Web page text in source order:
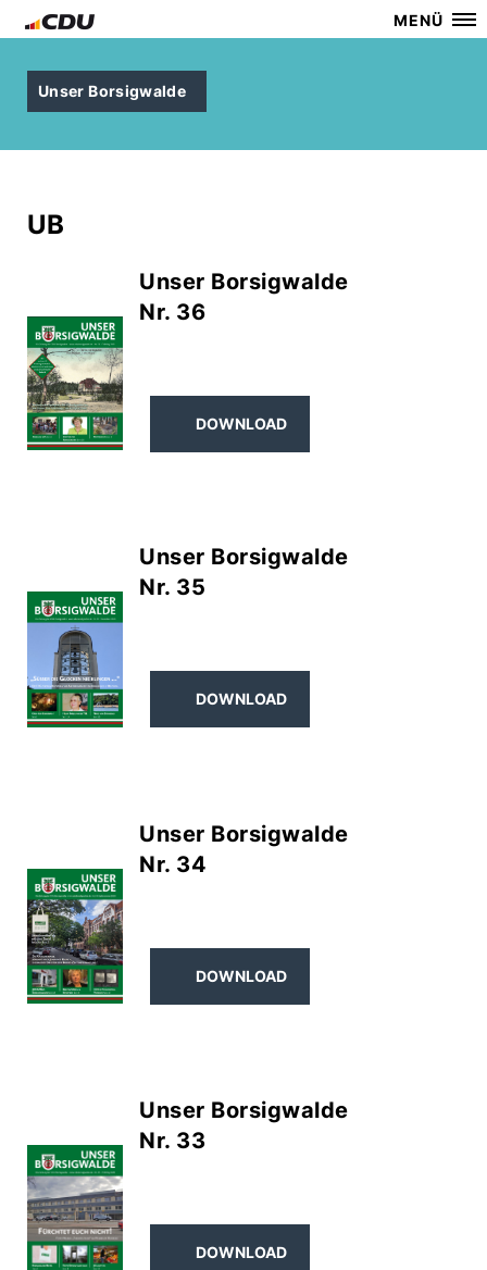
MENÜ
Unser Borsigwalde
UB
Unser Borsigwalde
Nr. 36
DOWNLOAD
Unser Borsigwalde
Nr. 35
DOWNLOAD
Unser Borsigwalde
Nr. 34
DOWNLOAD
Unser Borsigwalde
Nr. 33
DOWNLOAD